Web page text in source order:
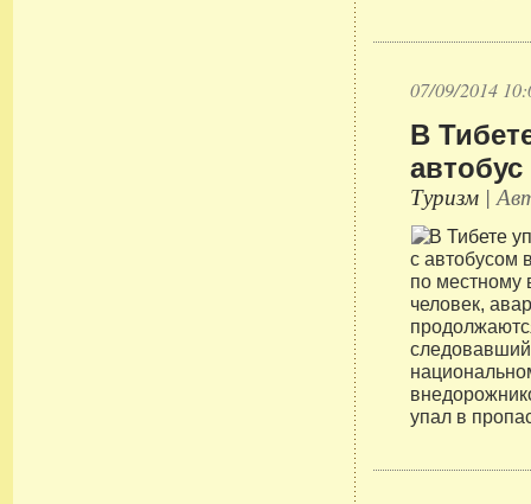
07/09/2014
В
автобус
Туризм |
с автобусом
по местному
человек,
упал в